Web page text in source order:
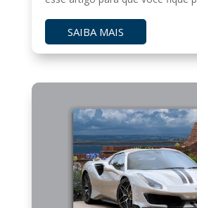
SAIBA MAIS